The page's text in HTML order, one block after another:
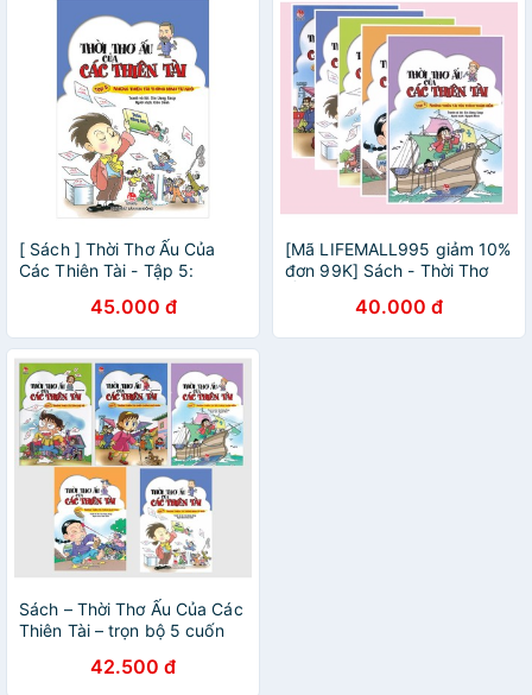
[ Sách ] Thời Thơ Ấu Của
Các Thiên Tài - Tập 5:
45.000 đ
[Mã LIFEMALL995 giảm 10%
đơn 99K] Sách - Thời Thơ
lẻ tự chọn)40.000 đ
Sách – Thời Thơ Ấu Của Các
Thiên Tài – trọn bộ 5 cuốn
42.500 đ